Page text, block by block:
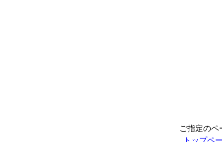
ご指定のペ
トップペ